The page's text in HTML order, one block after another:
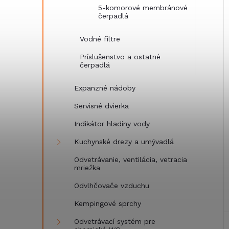
5-komorové membránové
čerpadlá
Vodné filtre
Príslušenstvo a ostatné
čerpadlá
Expanzné nádoby
Servisné dvierka
Indikátor hladiny vody
Kuchynské drezy a umývadlá
Odvetrávanie, ventilácia, vetracia
mriežka
Odvlhčovače vzduchu
Kempingové sprchy
Odvetrávací systém pre